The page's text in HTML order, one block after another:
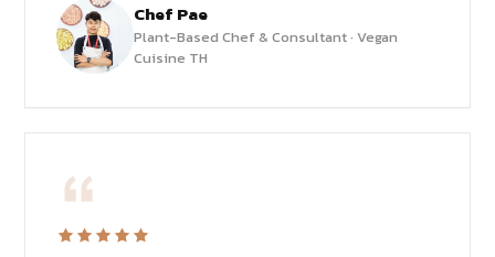
Chef Pae
Plant-Based Chef & Consultant · Vegan
Cuisine TH